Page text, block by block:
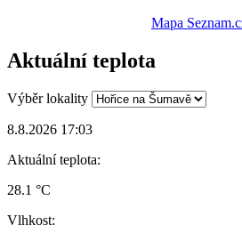
Mapa
Aktuální teplota
Výběr lokality
8.8.2026 17:03
Aktuální teplota:
28.1 °C
Vlhkost: